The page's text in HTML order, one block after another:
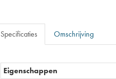
Specificaties Omschrijving
Eigenschappen